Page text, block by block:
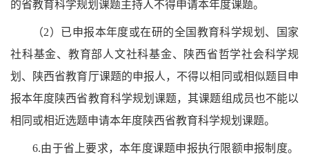
的省教育科学规划课题主持人不得申请本年度课题。
（2） 已申报本年度或在研的全国教育科学规划、国家
社科基金、教育部人文社科基金、陕西省哲学社会科学规
划、陕西省教育厅课题的申报人，不得以相同或相似题目申
报本年度陕西省教育科学规划课题，其课题组成员也不能以
相同或相近选题申请本年度陕西省教育科学规划课题。
6.由于省上要求，本年度课题申报执行限额申报制度。